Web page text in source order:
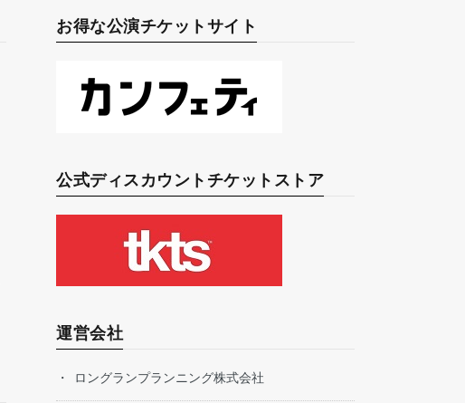
お得な公演チケットサイト
公式ディスカウントチケットストア
運営会社
ロングランプランニング株式会社